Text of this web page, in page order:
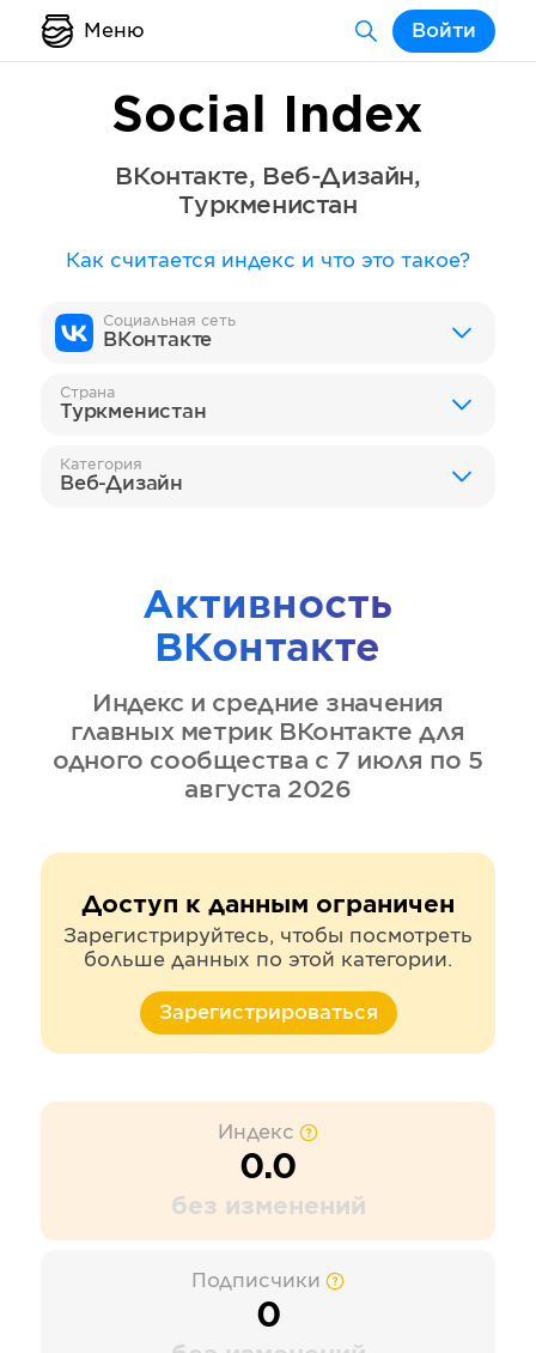
Меню Войти
Social Index
ВКонтакте, Веб-Дизайн,
Туркменистан
Как считается индекс и что это такое?
Социальная сеть
ВКонтакте
Страна
Туркменистан
Категория
Веб-Дизайн
Активность
ВКонтакте
Индекс и средние значения
главных метрик ВКонтакте для
одного сообщества с 7 июля по 5
августа 2026
Доступ к данным ограничен
Зарегистрируйтесь, чтобы посмотреть
больше данных по этой категории.
Зарегистрироваться
Индекс
0.0
без изменений
Подписчики
0